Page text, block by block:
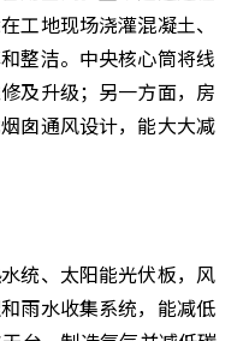
工地现场浇灌混凝土、
整洁。中央核心筒将线
及升级；另一方面，房
囱通风设计，能大大减
统、太阳能光伏板，风
雨水收集系统，能减低